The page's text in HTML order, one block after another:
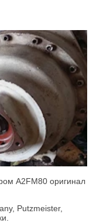
A2FM80 оригинал
Putzmeister,